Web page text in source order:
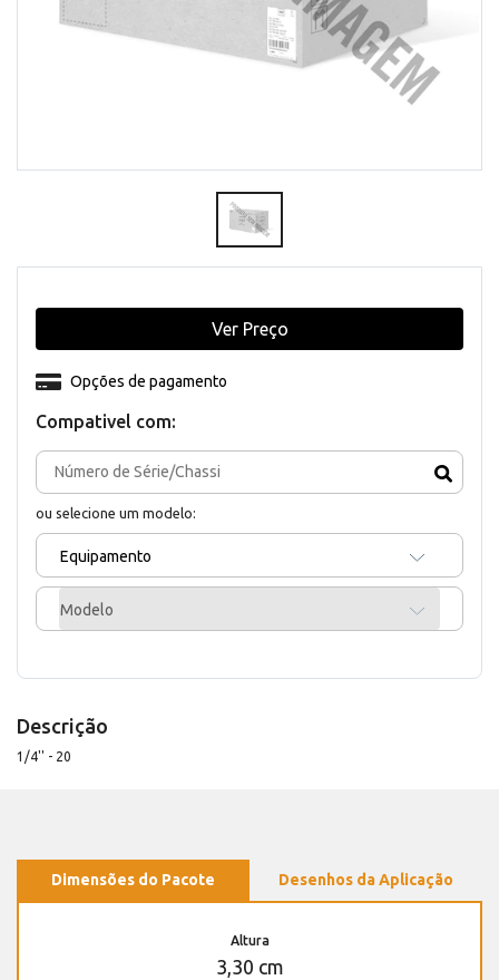
Compativel com:
ou selecione um modelo:
Equipamento
Modelo
Opções de pagamento
Ver Preço
Descrição
1/4'' - 20
Dimensões do Pacote Desenhos da Aplicação
Altura
3,30 cm